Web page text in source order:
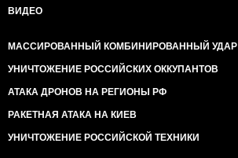
ВИДЕО
МАССИРОВАННЫЙ КОМБИНИРОВАННЫЙ УДАР
УНИЧТОЖЕНИЕ РОССИЙСКИХ ОККУПАНТОВ
АТАКА ДРОНОВ НА РЕГИОНЫ РФ
РАКЕТНАЯ АТАКА НА КИЕВ
УНИЧТОЖЕНИЕ РОССИЙСКОЙ ТЕХНИКИ